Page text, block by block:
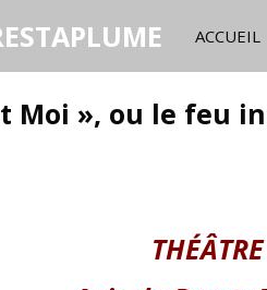
ACCUEIL
Moi », ou le feu